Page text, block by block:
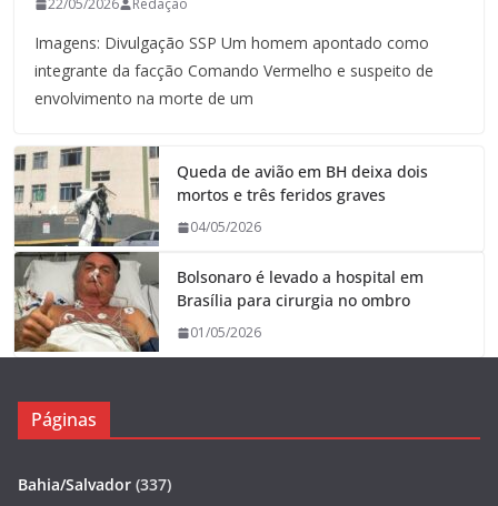
22/05/2026 Redação
Imagens: Divulgação SSP Um homem apontado como
integrante da facção Comando Vermelho e suspeito de
envolvimento na morte de um
Queda de avião em BH deixa dois
mortos e três feridos graves
04/05/2026
Bolsonaro é levado a hospital em
Brasília para cirurgia no ombro
01/05/2026
Páginas
Bahia/Salvador (337)